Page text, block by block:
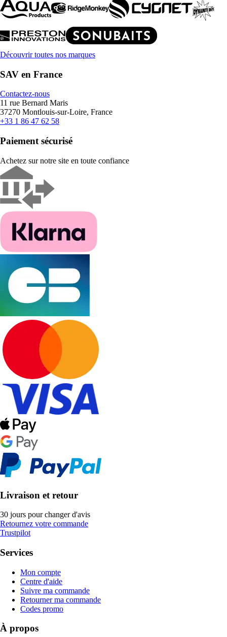
Découvrir toutes nos marques
SAV en France
Contactez-nous
11 rue Bernard Maris
37270 Montlouis-sur-Loire, France
+33 1 86 47 62 58
Paiement sécurisé
Achetez sur notre site en toute confiance
Livraison et retour
30 jours pour changer d'avis
Retournez votre commande
Trustpilot
Services
Mon compte
Centre d'aide
Suivre ma commande
Retourner ma commande
Codes promo
À propos